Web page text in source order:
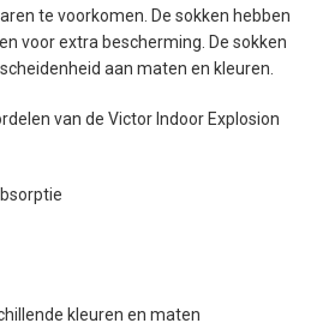
te voorkomen. De sokken hebben
voor extra bescherming. De sokken
aan maten en kleuren.
van de Victor Indoor Explosion
kleuren en maten